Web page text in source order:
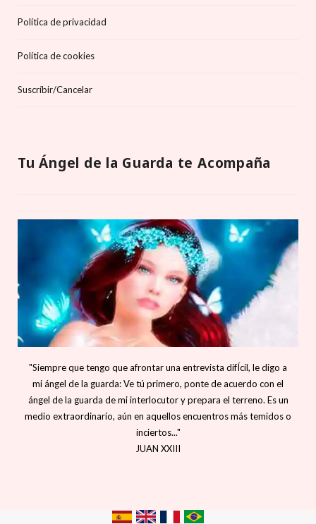
Política de privacidad
Política de cookies
Suscríbir/Cancelar
Tu Ángel de la Guarda te Acompaña
"Siempre que tengo que afrontar una entrevista difÍcil, le digo a
mi ángel de la guarda: Ve tú primero, ponte de acuerdo con el
ángel de la guarda de mi interlocutor y prepara el terreno. Es un
medio extraordinario, aún en aquellos encuentros más temidos o
inciertos..."
JUAN XXIII